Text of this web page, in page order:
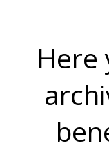
Here